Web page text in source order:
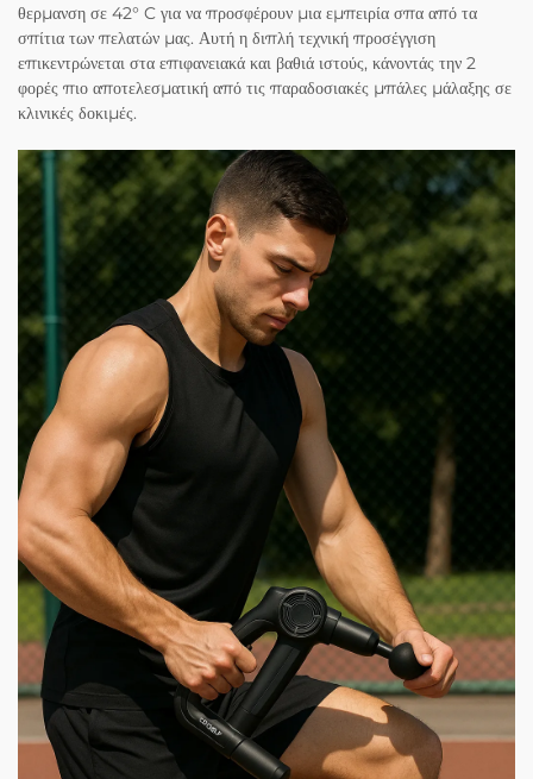
θερμανση σε 42° C για να προσφέρουν μια εμπειρία σπα από τα
σπίτια των πελατών μας. Αυτή η διπλή τεχνική προσέγγιση
επικεντρώνεται στα επιφανειακά και βαθιά ιστούς, κάνοντάς την 2
φορές πιο αποτελεσματική από τις παραδοσιακές μπάλες μάλαξης σε
κλινικές δοκιμές.